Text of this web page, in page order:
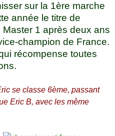
sur la 1ère marche
année le titre de
1 après deux ans
champion de France.
récompense toutes
se classe 6ème, passant
Eric B, avec les même